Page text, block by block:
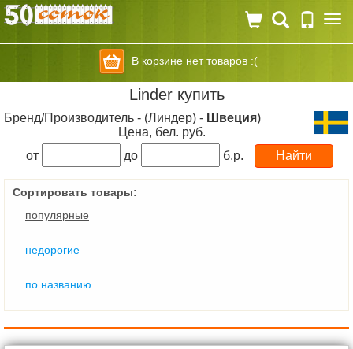
В корзине нет товаров :(
Linder купить
Бренд/Производитель - (Линдер) - Швеция)
Цена, бел. руб.
от
до б.р.
Сортировать товары:
популярные
недорогие
по названию